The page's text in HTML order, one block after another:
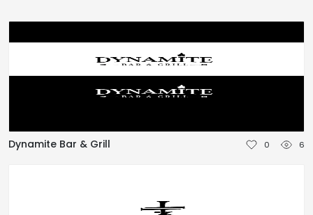
ENGLISH
DEUTSCH
Dynamite Bar & Grill 0 6